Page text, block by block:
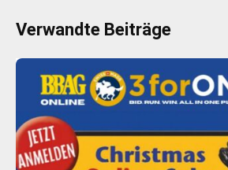
Verwandte Beiträge